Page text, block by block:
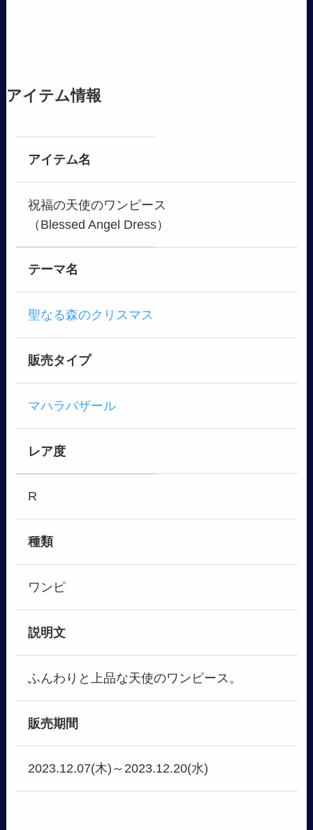
アイテム情報
アイテム名
祝福の天使のワンピース
（Blessed Angel Dress）
テーマ名
聖なる森のクリスマス
販売タイプ
マハラバザール
レア度
R
種類
ワンピ
説明文
ふんわりと上品な天使のワンピース。
販売期間
2023.12.07(木)～2023.12.20(水)